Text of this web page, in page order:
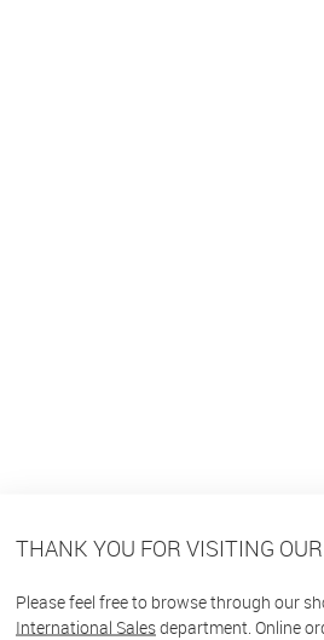
THANK YOU FOR VISITING
Please feel free to browse through our
International Salesdepartment. Online